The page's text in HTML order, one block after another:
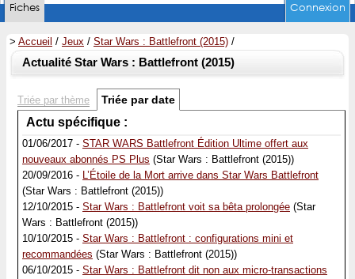
Fiches
Connexion
> Accueil / Jeux / Star Wars : Battlefront (2015) /
Actualité Star Wars : Battlefront (2015)
Triée par thème Triée par date
Actu spécifique :
01/06/2017 - STAR WARS Battlefront Édition Ultime offert aux
nouveaux abonnés PS Plus (Star Wars : Battlefront (2015))
20/09/2016 - L’Étoile de la Mort arrive dans Star Wars Battlefront
(Star Wars : Battlefront (2015))
12/10/2015 - Star Wars : Battlefront voit sa bêta prolongée (Star
Wars : Battlefront (2015))
10/10/2015 - Star Wars : Battlefront : configurations mini et
recommandées (Star Wars : Battlefront (2015))
06/10/2015 - Star Wars : Battlefront dit non aux micro-transactions